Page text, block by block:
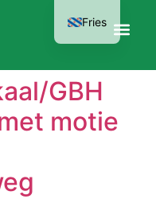
GBH
motie
Fries